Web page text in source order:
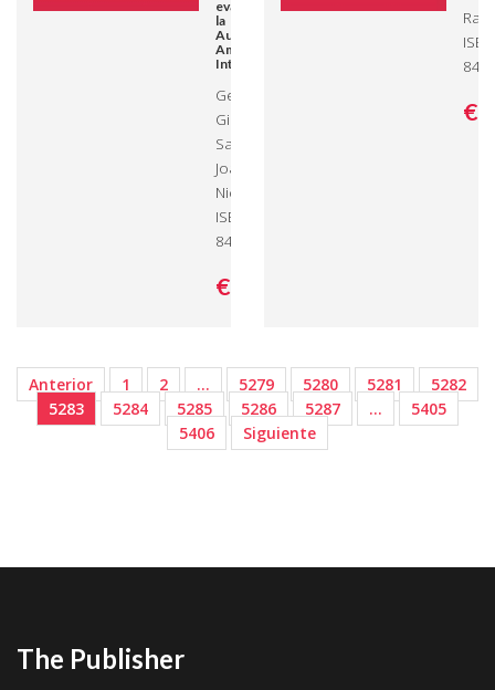
evaluación de
la
Autorización
Ambiental
Integrada
Germán
Giner
Santonja,
Joaquín
Niclós -
ISBN: 978-3-
8443-4686-2
€ 79,
€
Anterior 1 2 … 5279 5280 5281
5282
5283
5284 5285 5286 5287 …
5405
5406
Siguiente
The Publisher